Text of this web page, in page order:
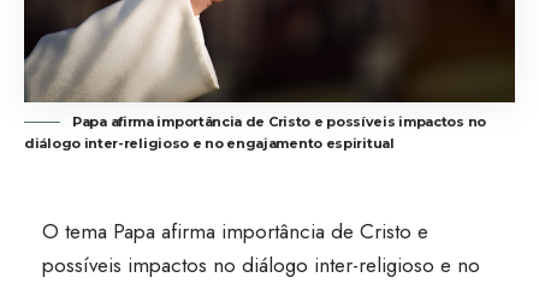
Papa afirma importância de Cristo e possíveis impactos no
diálogo inter-religioso e no engajamento espiritual
O tema Papa afirma importância de Cristo e
possíveis impactos no diálogo inter-religioso e no